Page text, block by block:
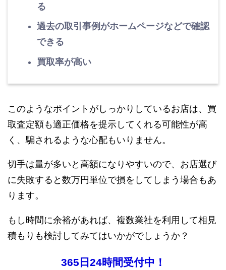
る
過去の取引事例がホームページなどで確認
できる
買取率が高い
このようなポイントがしっかりしているお店は、買
取査定額も適正価格を提示してくれる可能性が高
く、騙されるような心配もいりません。
切手は量が多いと高額になりやすいので、お店選び
に失敗すると数万円単位で損をしてしまう場合もあ
ります。
もし時間に余裕があれば、複数業社を利用して相見
積もりも検討してみてはいかがでしょうか？
365日24時間受付中！